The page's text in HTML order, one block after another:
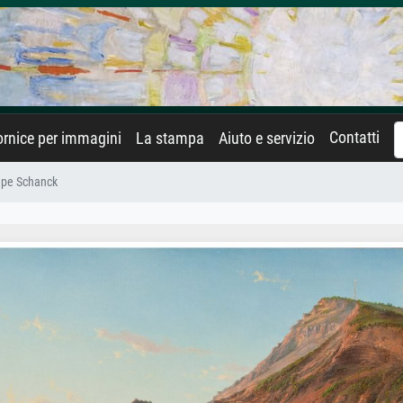
per immagini La stampa Aiuto e servizio Contatti
Schanck